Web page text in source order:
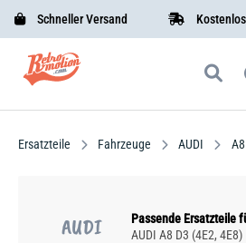
Schneller Versand Kostenloser
Ersatzteile Fahrzeuge AUDI
AUDI
Passende Ersatzteile
AUDI A8 D3 (4E2, 4E8)